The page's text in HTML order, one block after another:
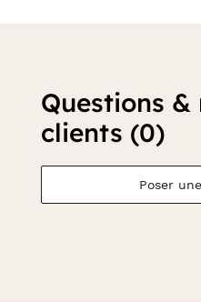
Questions &
clients (0)
Poser